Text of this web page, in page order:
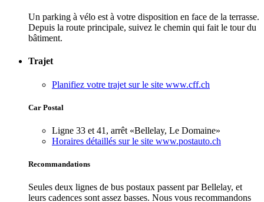
Un parking à vélo est à votre disposition en face de la terrasse.
Depuis la route principale, suivez le chemin qui fait le tour du
bâtiment.
Trajet
Planifiez votre trajet sur le site www.cff.ch
Car Postal
Ligne 33 et 41, arrêt «Bellelay, Le Domaine»
Horaires détaillés sur le site www.postauto.ch
Recommandations
Seules deux lignes de bus postaux passent par Bellelay, et
leurs cadences sont assez basses. Nous vous recommandons